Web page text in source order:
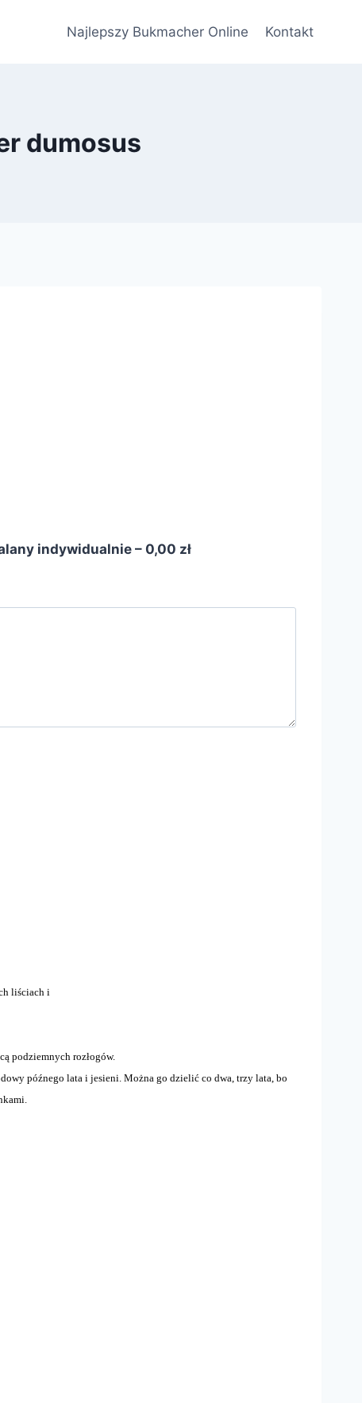
Najlepszy Bukmacher Online Kontakt
dumosus
indywidualnie – 0,00 zł
liściach i
podziemnych rozłogów.
późnego lata i jesieni. Można go dzielić co dwa, trzy lata, bo